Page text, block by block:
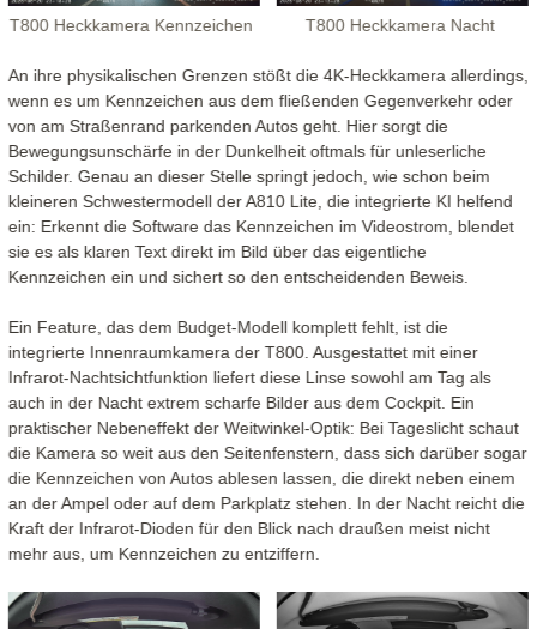
T800 Heckkamera Kennzeichen T800 Heckkamera Nacht
An ihre physikalischen Grenzen stößt die 4K-Heckkamera allerdings,
wenn es um Kennzeichen aus dem fließenden Gegenverkehr oder
von am Straßenrand parkenden Autos geht. Hier sorgt die
Bewegungsunschärfe in der Dunkelheit oftmals für unleserliche
Schilder. Genau an dieser Stelle springt jedoch, wie schon beim
kleineren Schwestermodell der A810 Lite, die integrierte KI helfend
ein: Erkennt die Software das Kennzeichen im Videostrom, blendet
sie es als klaren Text direkt im Bild über das eigentliche
Kennzeichen ein und sichert so den entscheidenden Beweis.
Ein Feature, das dem Budget-Modell komplett fehlt, ist die
integrierte Innenraumkamera der T800. Ausgestattet mit einer
Infrarot-Nachtsichtfunktion liefert diese Linse sowohl am Tag als
auch in der Nacht extrem scharfe Bilder aus dem Cockpit. Ein
praktischer Nebeneffekt der Weitwinkel-Optik: Bei Tageslicht schaut
die Kamera so weit aus den Seitenfenstern, dass sich darüber sogar
die Kennzeichen von Autos ablesen lassen, die direkt neben einem
an der Ampel oder auf dem Parkplatz stehen. In der Nacht reicht die
Kraft der Infrarot-Dioden für den Blick nach draußen meist nicht
mehr aus, um Kennzeichen zu entziffern.